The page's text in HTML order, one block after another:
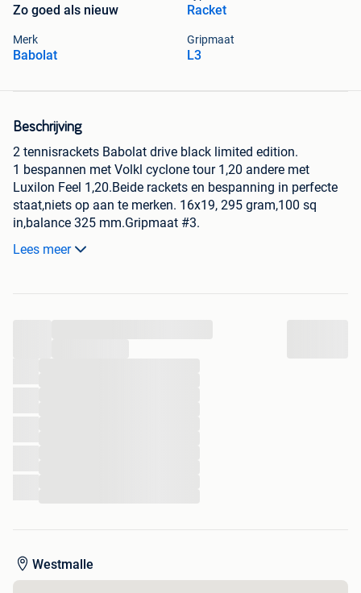
Zo goed als nieuw Racket
Merk
Babolat
Gripmaat
L3
Beschrijving
2 tennisrackets Babolat drive black limited edition.
1 bespannen met Volkl cyclone tour 1,20 andere met
Luxilon Feel 1,20.Beide rackets en bespanning in perfecte
staat,niets op aan te merken. 16x19, 295 gram,100 sq
in,balance 325 mm.Gripmaat #3.
vraagprijs 70 euro per racket.
Lees meer
Westmalle